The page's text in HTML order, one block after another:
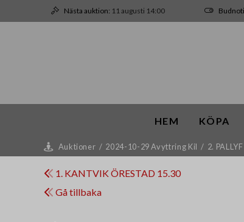
Nästa auktion: 11 augusti 14:00
HEM KÖPA
Auktioner / 2024-10-29 Avyttring Kil / 2.
1. KANTVIK ÖRESTAD 15.30
Gå tillbaka